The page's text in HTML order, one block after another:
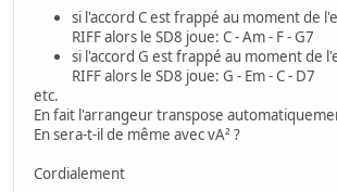
si l'accord C est frappé au moment de
RIFF alors le SD8 joue: C - Am - F - G7
si l'accord G est frappé au moment de
RIFF alors le SD8 joue: G - Em - C - D7
etc.
En fait l'arrangeur transpose
En sera-t-il de même avec vA² ?
Cordialement